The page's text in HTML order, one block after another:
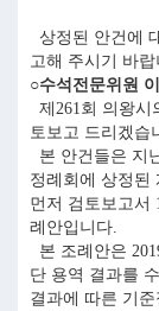
상정된 안건에
고해 주시기 바랍
○수석전문위원
제261회 의왕시
토보고 드리겠습
본 안건들은 지
정례회에 상정된
먼저 검토보고서
례안입니다.
본 조례안은
단 용역 결과를
결과에 따른 기